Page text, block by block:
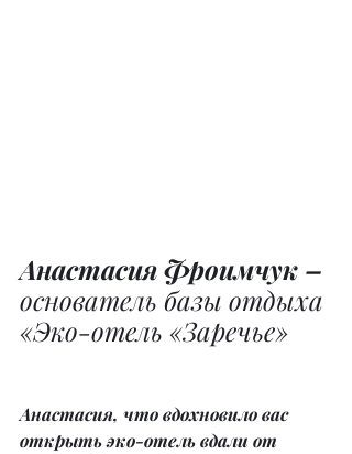
Анастасия Фроимчук –
основатель базы отдыха
«Эко-отель «Заречье»
Анастасия, что вдохновило вас
открыть эко-отель вдали от